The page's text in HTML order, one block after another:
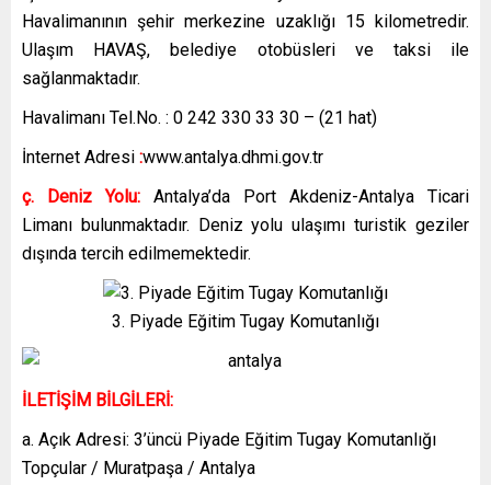
Havalimanının şehir merkezine uzaklığı 15 kilometredir.
Ulaşım HAVAŞ, belediye otobüsleri ve taksi ile
sağlanmaktadır.
Havalimanı Tel.No. : 0 242 330 33 30 – (21 hat)
İnternet Adresi :www.antalya.dhmi.gov.tr
ç. Deniz Yolu: Antalya’da Port Akdeniz-Antalya Ticari
Limanı bulunmaktadır. Deniz yolu ulaşımı turistik geziler
dışında tercih edilmemektedir.
3. Piyade Eğitim Tugay Komutanlığı
İLETİŞİM BİLGİLERİ:
a. Açık Adresi: 3’üncü Piyade Eğitim Tugay Komutanlığı
Topçular / Muratpaşa / Antalya